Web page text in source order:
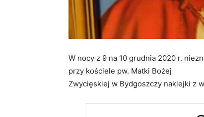
W nocy z 9 na 10 grudnia 2020 r.
przy kościele pw. Matki Bożej
Zwycięskiej w Bydgoszczy naklejki z